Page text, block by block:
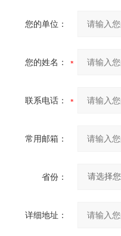
您的单位：
您的姓名：
联系电话：
常用邮箱：
省份：
详细地址：